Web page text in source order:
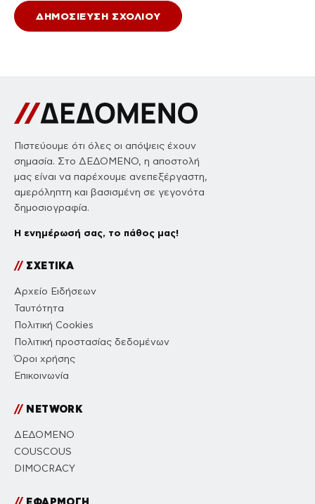
Πιστεύουμε ότι όλες οι απόψεις έχουν
σημασία. Στο ΔΕΔΟΜΕΝΟ, η αποστολή
μας είναι να παρέχουμε ανεπεξέργαστη,
αμερόληπτη και βασισμένη σε γεγονότα
δημοσιογραφία.
Η ενημέρωσή σας, το πάθος μας!
//ΣΧΕΤΙΚΑ
Αρχείο Ειδήσεων
Ταυτότητα
Πολιτική Cookies
Πολιτική προστασίας δεδομένων
Όροι χρήσης
Επικοινωνία
//NETWORK
ΔΕΔΟΜΕΝΟ
COUSCOUS
DIMOCRACY